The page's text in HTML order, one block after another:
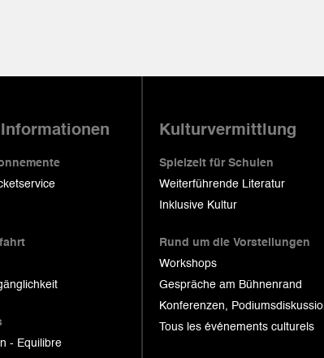
- Equilibre
Kulturvermittlung
Spielzeit für Schulen
Weiterführende Literatur
Inklusive Kultur
Rund um die Vorstellungen
Workshops
Gespräche am Bühnenrand
Konferenzen,
Tous les événements culturels